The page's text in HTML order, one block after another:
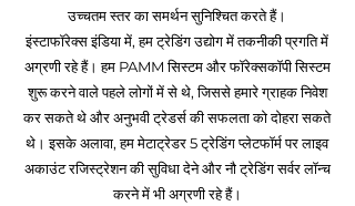
उच्चतम स्तर का समर्थन सुनिश्चित करते हैं।
इंस्टाफॉरेक्स इंडिया में, हम ट्रेडिंग उद्योग में तकनीकी प्रगति में
अग्रणी रहे हैं। हम PAMM सिस्टम और फॉरेक्सकॉपी सिस्टम
शुरू करने वाले पहले लोगों में से थे, जिससे हमारे ग्राहक निवेश
कर सकते थे और अनुभवी ट्रेडर्स की सफलता को दोहरा सकते
थे। इसके अलावा, हम मेटाट्रेडर 5 ट्रेडिंग प्लेटफॉर्म पर लाइव
अकाउंट रजिस्ट्रेशन की सुविधा देने और नौ ट्रेडिंग सर्वर लॉन्च
करने में भी अग्रणी रहे हैं।